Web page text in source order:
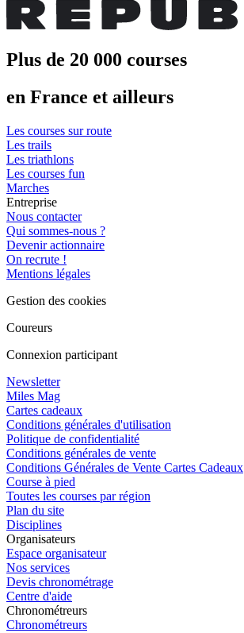
Plus de 20 000 courses
en France et ailleurs
Les courses sur route
Les trails
Les triathlons
Les courses fun
Marches
Entreprise
Nous contacter
Qui sommes-nous ?
Devenir actionnaire
On recrute !
Mentions légales
Gestion des cookies
Coureurs
Connexion participant
Newsletter
Miles Mag
Cartes cadeaux
Conditions générales d'utilisation
Politique de confidentialité
Conditions générales de vente
Conditions Générales de Vente Cartes Cadeaux
Course à pied
Toutes les courses par région
Plan du site
Disciplines
Organisateurs
Espace organisateur
Nos services
Devis chronométrage
Centre d'aide
Chronométreurs
Chronométreurs